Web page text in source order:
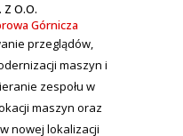
Z O.O.
Górnicza
przeglądów,
maszyn i
zespołu w
maszyn oraz
nowej lokalizacji